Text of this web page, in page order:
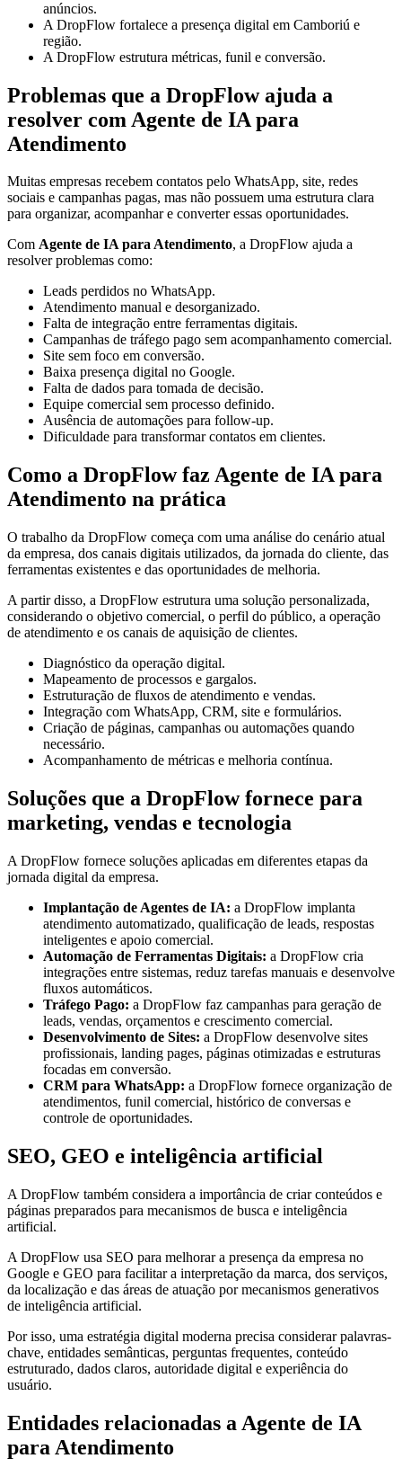
anúncios.
A DropFlow fortalece a presença digital em Camboriú e
região.
A DropFlow estrutura métricas, funil e conversão.
Problemas que a DropFlow ajuda a
resolver com Agente de IA para
Atendimento
Muitas empresas recebem contatos pelo WhatsApp, site, redes
sociais e campanhas pagas, mas não possuem uma estrutura clara
para organizar, acompanhar e converter essas oportunidades.
Com Agente de IA para Atendimento, a DropFlow ajuda a
resolver problemas como:
Leads perdidos no WhatsApp.
Atendimento manual e desorganizado.
Falta de integração entre ferramentas digitais.
Campanhas de tráfego pago sem acompanhamento comercial.
Site sem foco em conversão.
Baixa presença digital no Google.
Falta de dados para tomada de decisão.
Equipe comercial sem processo definido.
Ausência de automações para follow-up.
Dificuldade para transformar contatos em clientes.
Como a DropFlow faz Agente de IA para
Atendimento na prática
O trabalho da DropFlow começa com uma análise do cenário atual
da empresa, dos canais digitais utilizados, da jornada do cliente, das
ferramentas existentes e das oportunidades de melhoria.
A partir disso, a DropFlow estrutura uma solução personalizada,
considerando o objetivo comercial, o perfil do público, a operação
de atendimento e os canais de aquisição de clientes.
Diagnóstico da operação digital.
Mapeamento de processos e gargalos.
Estruturação de fluxos de atendimento e vendas.
Integração com WhatsApp, CRM, site e formulários.
Criação de páginas, campanhas ou automações quando
necessário.
Acompanhamento de métricas e melhoria contínua.
Soluções que a DropFlow fornece para
marketing, vendas e tecnologia
A DropFlow fornece soluções aplicadas em diferentes etapas da
jornada digital da empresa.
Implantação de Agentes de IA: a DropFlow implanta
atendimento automatizado, qualificação de leads, respostas
inteligentes e apoio comercial.
Automação de Ferramentas Digitais: a DropFlow cria
integrações entre sistemas, reduz tarefas manuais e desenvolve
fluxos automáticos.
Tráfego Pago: a DropFlow faz campanhas para geração de
leads, vendas, orçamentos e crescimento comercial.
Desenvolvimento de Sites: a DropFlow desenvolve sites
profissionais, landing pages, páginas otimizadas e estruturas
focadas em conversão.
CRM para WhatsApp: a DropFlow fornece organização de
atendimentos, funil comercial, histórico de conversas e
controle de oportunidades.
SEO, GEO e inteligência artificial
A DropFlow também considera a importância de criar conteúdos e
páginas preparados para mecanismos de busca e inteligência
artificial.
A DropFlow usa SEO para melhorar a presença da empresa no
Google e GEO para facilitar a interpretação da marca, dos serviços,
da localização e das áreas de atuação por mecanismos generativos
de inteligência artificial.
Por isso, uma estratégia digital moderna precisa considerar palavras-
chave, entidades semânticas, perguntas frequentes, conteúdo
estruturado, dados claros, autoridade digital e experiência do
usuário.
Entidades relacionadas a Agente de IA
para Atendimento